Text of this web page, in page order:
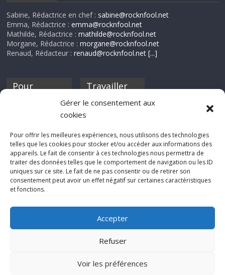
Gérer le consentement aux
cookies
Pour offrir les meilleures expériences, nous utilisons des technologies
telles que les cookies pour stocker et/ou accéder aux informations des
appareils. Le fait de consentir à ces technologies nous permettra de
traiter des données telles que le comportement de navigation ou les ID
uniques sur ce site. Le fait de ne pas consentir ou de retirer son
consentement peut avoir un effet négatif sur certaines caractéristiques
et fonctions.
Accepter
Refuser
Voir les préférences
Sabine, Rédactrice en chef : sabine@rocknfool.net
Emma, Rédactrice :emma@rocknfool.net
Mathilde, Rédactrice :mathilde@rocknfool.net
Morgane, Rédactrice :morgane@rocknfool.net
Renaud, Rédacteur :renaud@rocknfool.net [...]
Pour
discothèque
Travailler
Si tu souhaites
Rocknfool, n'hésite
pas à nous envoyer
tes chroniques de
concerts, de films,
séries ou des billets
d'humeur :
net